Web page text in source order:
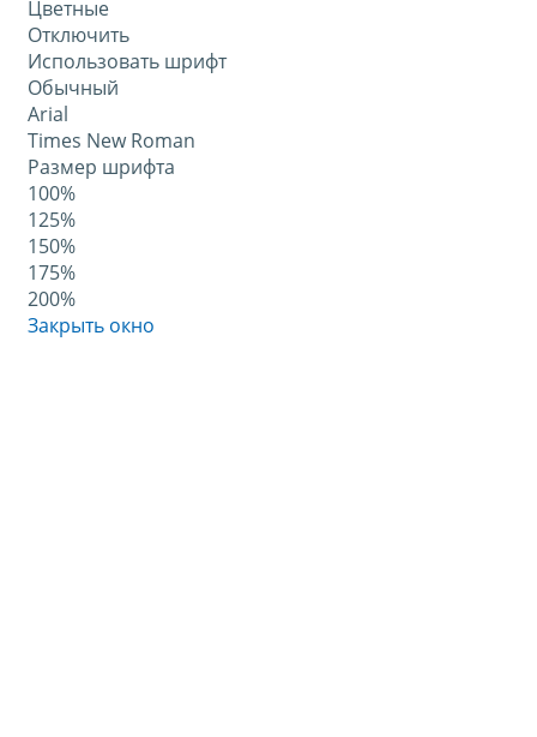
Цветные
Отключить
Использовать шрифт
Обычный
Arial
Times New Roman
Размер шрифта
100%
125%
150%
175%
200%
Закрыть окно